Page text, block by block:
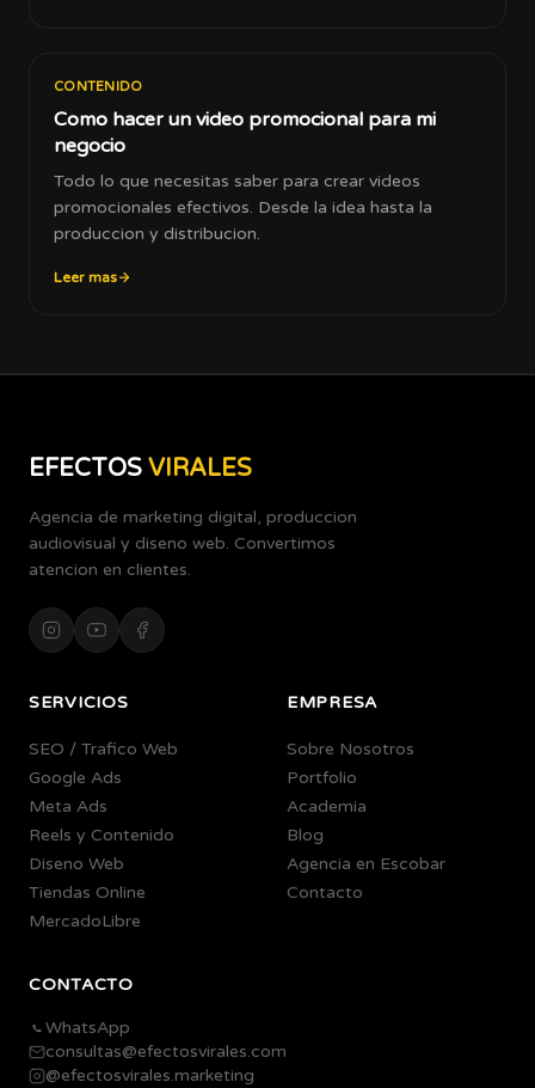
CONTENIDO
Como hacer un video promocional para mi
negocio
Todo lo que necesitas saber para crear videos
promocionales efectivos. Desde la idea hasta la
produccion y distribucion.
Leer mas
EFECTOS VIRALES
Agencia de marketing digital, produccion
audiovisual y diseno web. Convertimos
atencion en clientes.
SERVICIOS
SEO / Trafico Web
Google Ads
Meta Ads
Reels y Contenido
Diseno Web
Tiendas Online
MercadoLibre
EMPRESA
Sobre Nosotros
Portfolio
Academia
Blog
Agencia en Escobar
Contacto
CONTACTO
WhatsApp
consultas@efectosvirales.com
@efectosvirales.marketing